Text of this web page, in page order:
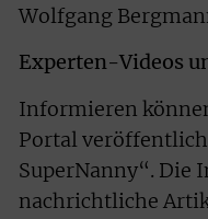
Wolfgang
Experten-Videos
Informieren
Portal
SuperNanny“.
nachrichtliche